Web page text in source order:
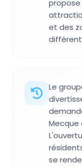
propose
et des
Le
Mecque
se